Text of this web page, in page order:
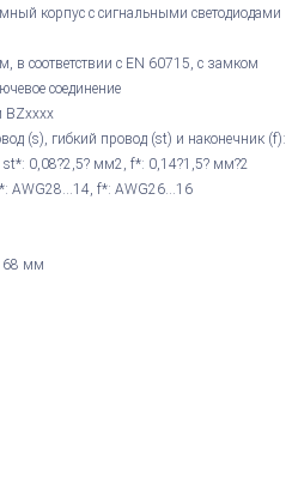
корпус с сигнальными светодиодами
в соответствии с EN 60715, с замком
соединение
BZxxxx
(s), гибкий провод (st) и наконечник
0,08?2,5? мм2, f*: 0,14?1,5? мм?2
AWG28...14, f*: AWG26...16
68 мм